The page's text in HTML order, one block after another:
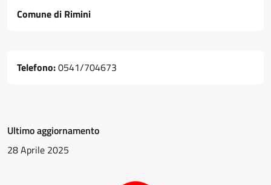
Comune di Rimini
Telefono:0541/704673
Ultimo aggiornamento
28 Aprile 2025